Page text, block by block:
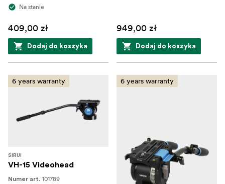
Na stanie
409,00 zł
Dodaj do koszyka
949,00 zł
Dodaj do koszyka
6 years warranty
SIRUI
VH-15 Videohead
Numer art. 101789
6 years warranty